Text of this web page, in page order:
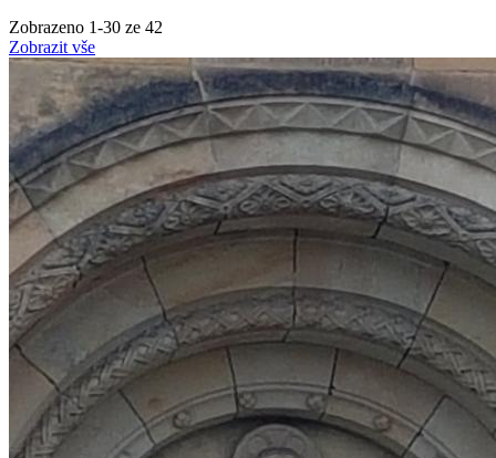
Zobrazeno 1-30 ze 42
Zobrazit vše